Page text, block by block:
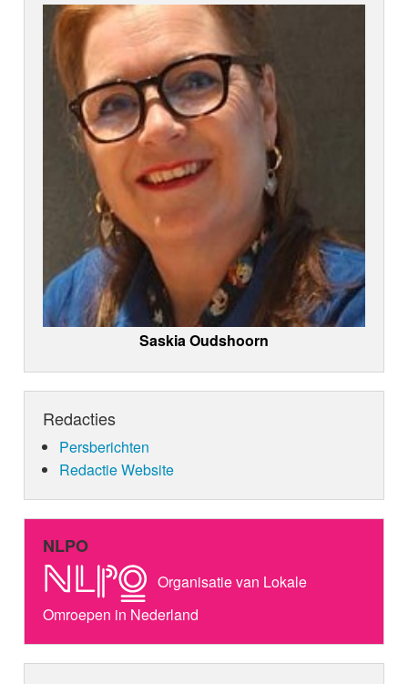
Saskia Oudshoorn
Redacties
Persberichten
Redactie Website
NLPO
Organisatie van Lokale
Omroepen in Nederland